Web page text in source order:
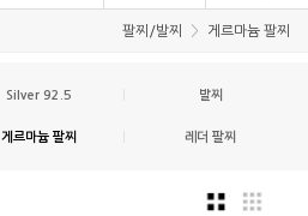
팔찌/발찌 게르마늄 팔찌
Silver 92.5 발찌
게르마늄 팔찌 레더 팔찌